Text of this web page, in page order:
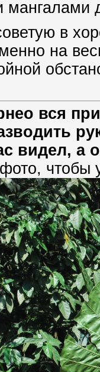
в
на
вся
видел, а
чтобы